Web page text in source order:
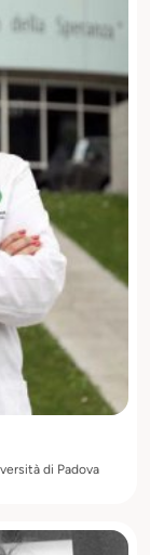
Tram
tutti
di Padova